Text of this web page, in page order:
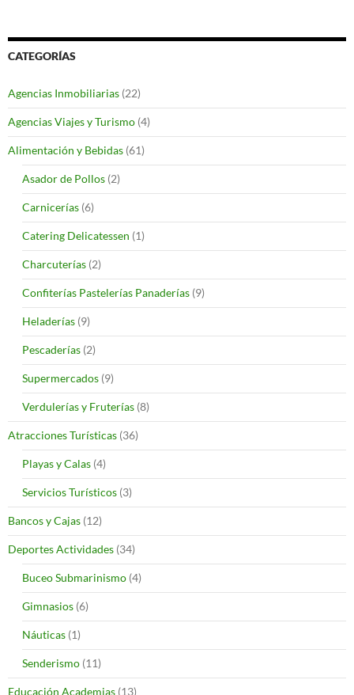
CATEGORÍAS
Agencias Inmobiliarias (22)
Agencias Viajes y Turismo (4)
Alimentación y Bebidas (61)
Asador de Pollos (2)
Carnicerías (6)
Catering Delicatessen (1)
Charcuterías (2)
Confiterías Pastelerías Panaderías (9)
Heladerías (9)
Pescaderías (2)
Supermercados (9)
Verdulerías y Fruterías (8)
Atracciones Turísticas (36)
Playas y Calas (4)
Servicios Turísticos (3)
Bancos y Cajas (12)
Deportes Actividades (34)
Buceo Submarinismo (4)
Gimnasios (6)
Náuticas (1)
Senderismo (11)
Educación Academias (13)